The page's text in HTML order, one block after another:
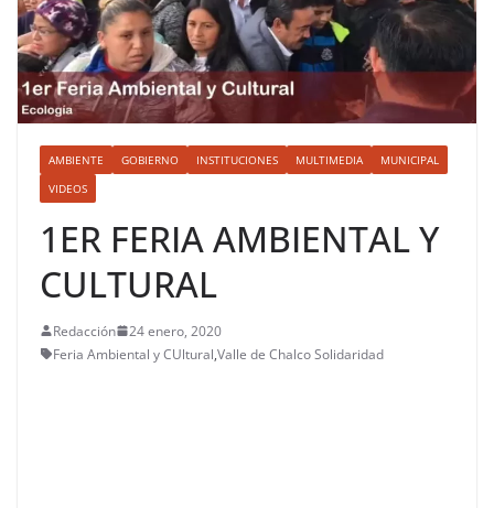
AMBIENTE GOBIERNO INSTITUCIONES MULTIMEDIA
MUNICIPAL
VIDEOS
1ER FERIA AMBIENTAL Y
CULTURAL
Redacción
24 enero, 2020
Feria Ambiental y CUltural,Valle de Chalco Solidaridad